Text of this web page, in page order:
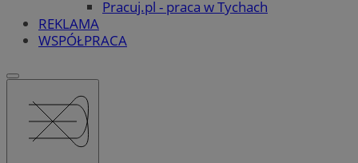
Pracuj.pl - praca w Tychach
REKLAMA
WSPÓŁPRACA